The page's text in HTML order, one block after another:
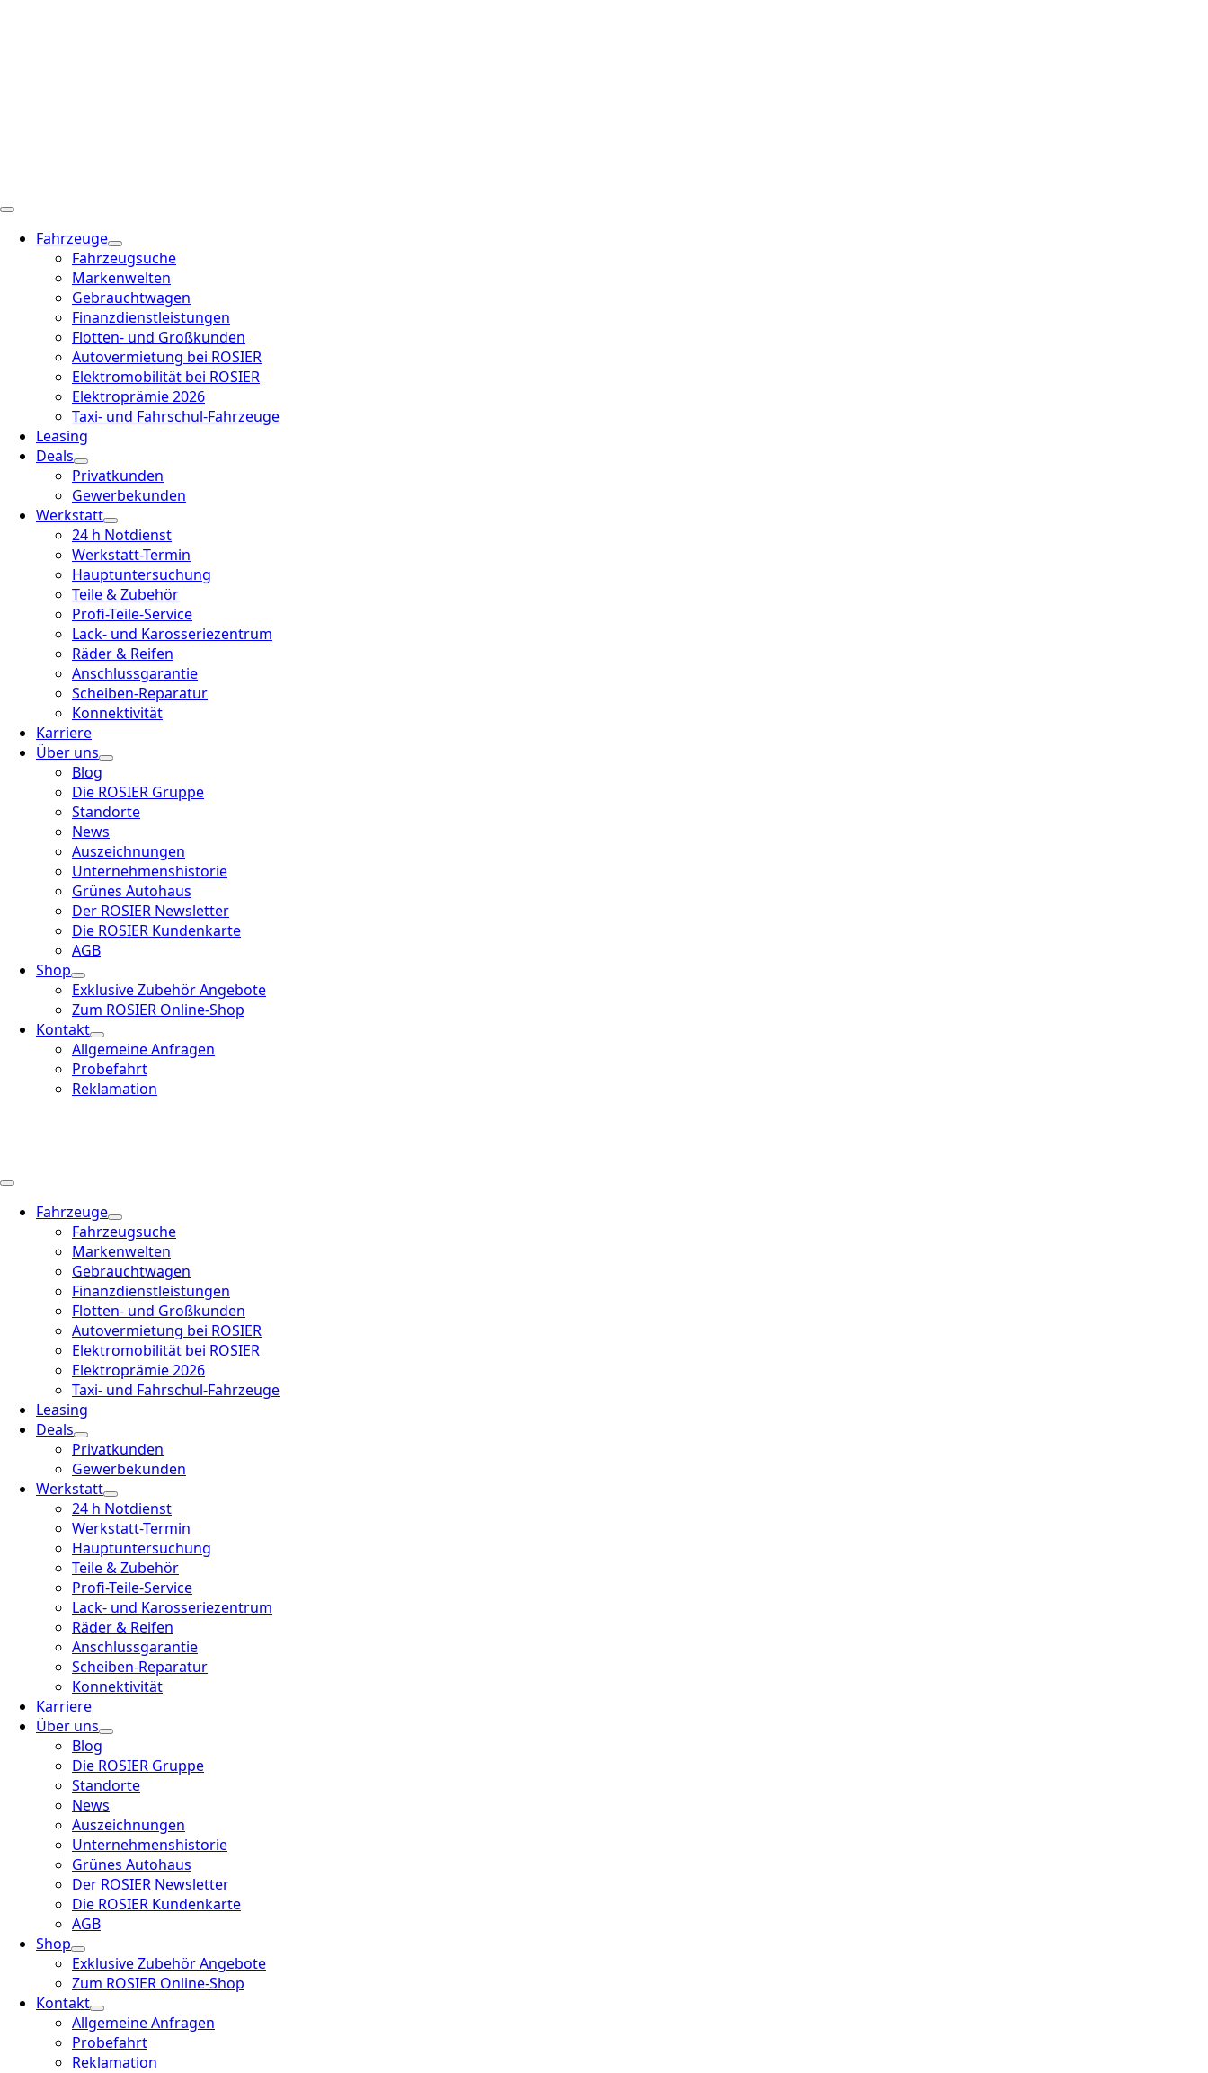
Fahrzeuge
Fahrzeugsuche
Markenwelten
Gebrauchtwagen
Finanzdienstleistungen
Flotten- und Großkunden
Autovermietung bei ROSIER
Elektromobilität bei ROSIER
Elektroprämie 2026
Taxi- und Fahrschul-Fahrzeuge
Leasing
Deals
Privatkunden
Gewerbekunden
Werkstatt
24 h Notdienst
Werkstatt-Termin
Hauptuntersuchung
Teile & Zubehör
Profi-Teile-Service
Lack- und Karosseriezentrum
Räder & Reifen
Anschlussgarantie
Scheiben-Reparatur
Konnektivität
Karriere
Über uns
Blog
Die ROSIER Gruppe
Standorte
News
Auszeichnungen
Unternehmenshistorie
Grünes Autohaus
Der ROSIER Newsletter
Die ROSIER Kundenkarte
AGB
Shop
Exklusive Zubehör Angebote
Zum ROSIER Online-Shop
Kontakt
Allgemeine Anfragen
Probefahrt
Reklamation
Fahrzeuge
Fahrzeugsuche
Markenwelten
Gebrauchtwagen
Finanzdienstleistungen
Flotten- und Großkunden
Autovermietung bei ROSIER
Elektromobilität bei ROSIER
Elektroprämie 2026
Taxi- und Fahrschul-Fahrzeuge
Leasing
Deals
Privatkunden
Gewerbekunden
Werkstatt
24 h Notdienst
Werkstatt-Termin
Hauptuntersuchung
Teile & Zubehör
Profi-Teile-Service
Lack- und Karosseriezentrum
Räder & Reifen
Anschlussgarantie
Scheiben-Reparatur
Konnektivität
Karriere
Über uns
Blog
Die ROSIER Gruppe
Standorte
News
Auszeichnungen
Unternehmenshistorie
Grünes Autohaus
Der ROSIER Newsletter
Die ROSIER Kundenkarte
AGB
Shop
Exklusive Zubehör Angebote
Zum ROSIER Online-Shop
Kontakt
Allgemeine Anfragen
Probefahrt
Reklamation